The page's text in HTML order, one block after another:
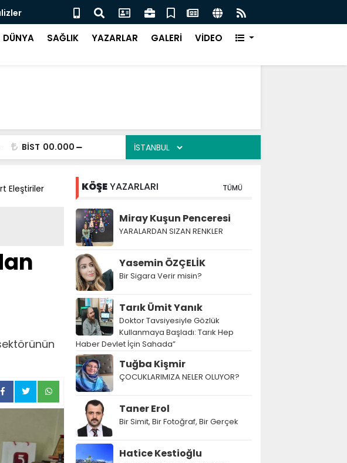
Bir Sigara Verir misin?
DÜNYA SAĞLIK YAZARLAR GALERİ VİDEO
BİST 00.000
Eleştiriler KÖŞEYAZARLARI TÜMÜ
Miray Kuşun Penceresi
YARALARDAN SIZAN RENKLER
Yasemin ÖZÇELİK
Bir Sigara Verir misin?
Tarık Ümit Yanık
Doktor Tavsiyesiyle Gözlük
Kullanmaya Başladı: Tarık Hep
Haber Devlet İçin Sahada”
Tuğba Kişmir
ÇOCUKLARIMIZA NELER OLUYOR?
Taner Erol
Bir Simit, Bir Fotoğraf, Bir Gerçek
Hatice Kestioğlu